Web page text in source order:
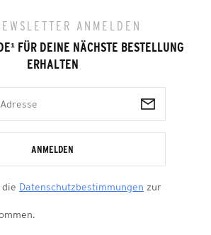
ANMELDEN
¹ FÜR DEINE NÄCHSTE BESTELLUNG
ERHALTEN
ANMELDEN
die Datenschutzbestimmungen zur